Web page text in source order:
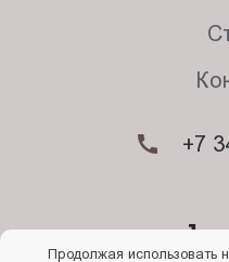
+7
Продолжая использовать